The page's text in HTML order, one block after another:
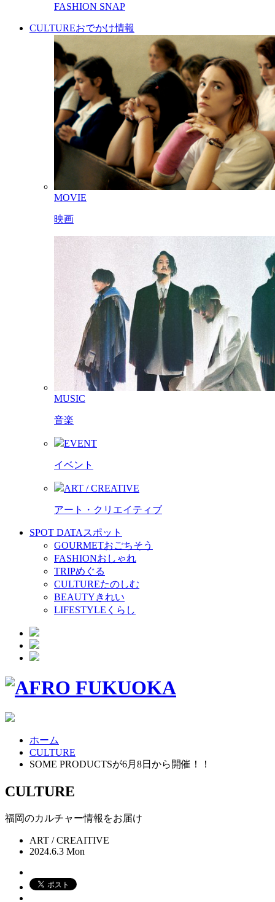
FASHION SNAP
CULTUREおでかけ情報
MOVIE
映画
MUSIC
音楽
EVENT
イベント
ART / CREATIVE
アート・クリエイティブ
SPOT DATA スポット
GOURMETおごちそう
FASHIONおしゃれ
TRIPめぐる
CULTUREたのしむ
BEAUTYきれい
LIFESTYLE くらし
ホーム
CULTURE
SOME PRODUCTSが6月8日から開催！！
CULTURE
福岡のカルチャー情報をお届け
ART / CREAITIVE
2024.6.3 Mon